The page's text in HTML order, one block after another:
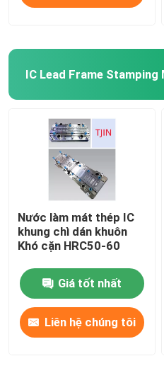
IC Lead Frame Stamping
Nước làm mát thép IC
khung chì dán khuôn
Khó cặn HRC50-60
Giá tốt nhất
Liên hệ chúng tôi